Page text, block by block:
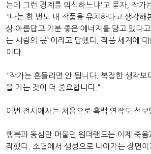
는데 그런 경계를 의식하느냐'고 묻자, 작가
"나는 한 번도 내 작품을 유치하다고 생각해
상 아름답고 기분 좋은 에너지를 담고 있다
는 사람의 몫"이라고 답했다. 작품 세계에
이다.
"작가는 흔들리면 안 됩니다. 복잡한 생각보
을 가는 것이 더 중요합니다."
이번 전시에서는 처음으로 흑백 연작도 선보
행복과 동심만 머물던 원더랜드는 이제 죽음
작했다. 소멸에서 생성으로 나아가는 장면이